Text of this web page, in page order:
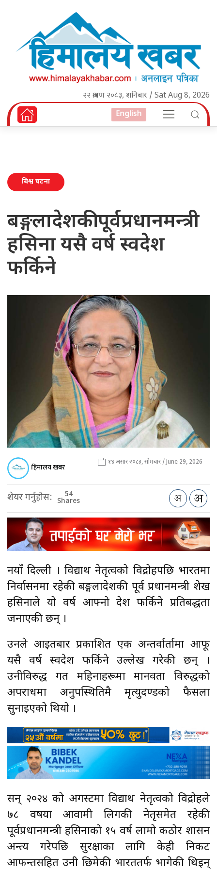
२२ श्रावण २०८३, शनिबार / Sat Aug 8, 2026
English
बिश्व घटना
बङ्गलादेशकी पूर्वप्रधानमन्त्री
हसिना यसै वर्ष स्वदेश
फर्किने
हिमालय खबर १४ असार २०८३, सोमबार / June 29, 2026
शेयर गर्नुहोस: 54
Shares
नयाँ दिल्ली । विद्यार्थी नेतृत्वको विद्रोहपछि भारतमा
निर्वासनमा रहेकी बङ्गलादेशकी पूर्व प्रधानमन्त्री शेख
हसिनाले यो वर्ष आफ्नो देश फर्किने प्रतिबद्धता
जनाएकी छन् ।
उनले आइतबार प्रकाशित एक अन्तर्वार्तामा आफू
यसै वर्ष स्वदेश फर्किने उल्लेख गरेकी छन् ।
उनीविरुद्ध गत महिनाहरूमा मानवता विरुद्धको
अपराधमा अनुपस्थितिमै मृत्युदण्डको फैसला
सुनाइएको थियो ।
सन् २०२४ को अगस्टमा विद्यार्थी नेतृत्वको विद्रोहले
७८ वर्षीया आवामी लिगकी नेतृसमेत रहेकी
पूर्वप्रधानमन्त्री हसिनाको १५ वर्ष लामो कठोर शासन
अन्त्य गरेपछि सुरक्षाका लागि केही निकट
आफन्तसहित उनी छिमेकी भारततर्फ भागेकी थिइन्